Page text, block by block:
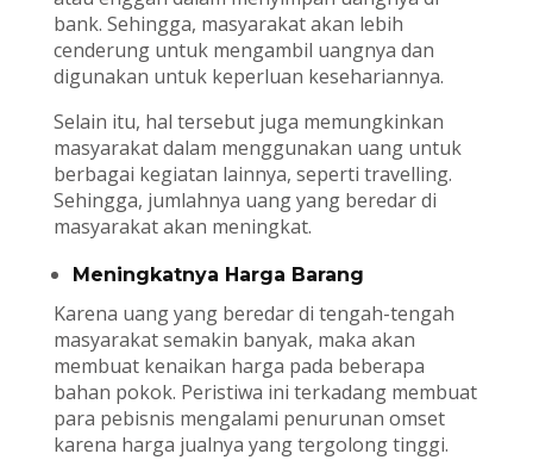
bank. Sehingga, masyarakat akan lebih
cenderung untuk mengambil uangnya dan
digunakan untuk keperluan kesehariannya.
Selain itu, hal tersebut juga memungkinkan
masyarakat dalam menggunakan uang untuk
berbagai kegiatan lainnya, seperti travelling.
Sehingga, jumlahnya uang yang beredar di
masyarakat akan meningkat.
Meningkatnya Harga Barang
Karena uang yang beredar di tengah-tengah
masyarakat semakin banyak, maka akan
membuat kenaikan harga pada beberapa
bahan pokok. Peristiwa ini terkadang membuat
para pebisnis mengalami penurunan omset
karena harga jualnya yang tergolong tinggi.